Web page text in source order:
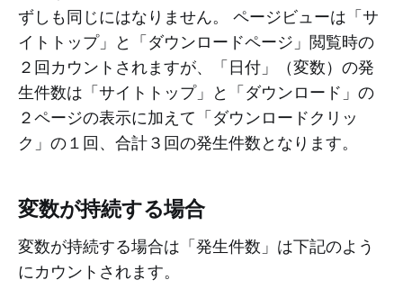
ずしも同じにはなりません。 ページビューは「サ
イトトップ」と「ダウンロードページ」閲覧時の
２回カウントされますが、「日付」（変数）の発
生件数は「サイトトップ」と「ダウンロード」の
２ページの表示に加えて「ダウンロードクリッ
ク」の１回、合計３回の発生件数となります。
変数が持続する場合
変数が持続する場合は「発生件数」は下記のよう
にカウントされます。